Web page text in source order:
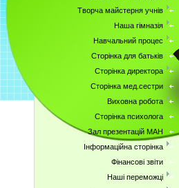
Творча майстерня учнів
Наша гімназія
Навчальний процес
Сторінка для батьків
Сторінка директора
Сторінка мед.сестри
Виховна робота
Сторінка психолога
Зал презентацій МАН
Інформаційна сторінка
Фінансові звіти
Наші переможці